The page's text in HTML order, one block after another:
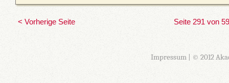
< Vorherige Seite Seite 291 von
Impressum| © 2012